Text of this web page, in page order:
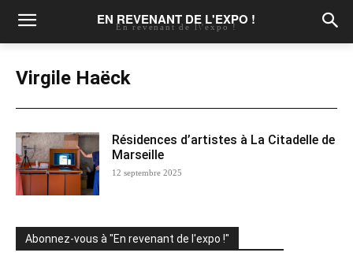
EN REVENANT DE L'EXPO !
En revenant de l\'expo !
Virgile Haëck
Résidences d’artistes à La Citadelle de
Marseille
12 septembre 2025
Abonnez-vous à "En revenant de l'expo !"